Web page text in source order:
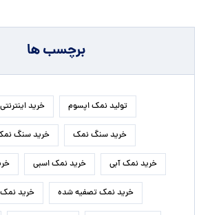
برچسب ها
تولید نمک اپسوم خرید
خرید سنگ نمک خرید سنگ
خرید نمک آبی خرید نمک اسبی
خرید نمک تصفیه شده خرید